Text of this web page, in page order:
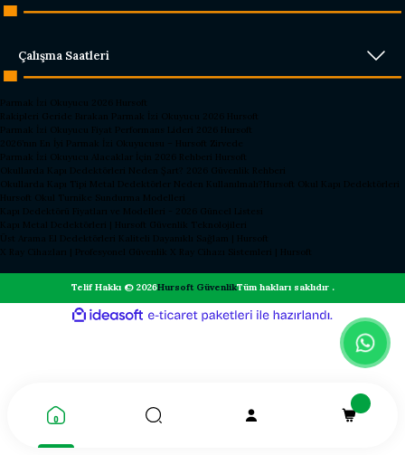
Çalışma Saatleri
Parmak İzi Okuyucu 2026 Hursoft
Rakipleri Geride Bırakan Parmak İzi Okuyucu 2026 Hursoft
Parmak İzi Okuyucu Fiyat Performans Lideri 2026 Hursoft
2026’nın En İyi Parmak İzi Okuyucusu – Hursoft Zirvede
Parmak İzi Okuyucu Alacaklar İçin 2026 Rehberi Hursoft
Okullarda Kapı Dedektörleri Neden Şart? 2026 Güvenlik Rehberi
Okullarda Kapı Tipi Metal Dedektörler Neden Kullanılmalı?Hursoft Okul Kapı Dedektörleri
Hursoft Okul Turnike Sundurma Modelleri
Kapı Dedektörü Fiyatları ve Modelleri - 2026 Güncel Listesi
Kapı Metal Dedektörleri | Hursoft Güvenlik Teknolojileri
Üst Arama El Dedektörleri Kaliteli Dayanıklı Sağlam | Hursoft
X Ray Cihazları | Profesyonel Güvenlik X Ray Cihazı Sistemleri | Hursoft
Telif Hakkı © 2026Hursoft GüvenlikTüm hakları saklıdır .
ideasoft
e-
hazırlandı.